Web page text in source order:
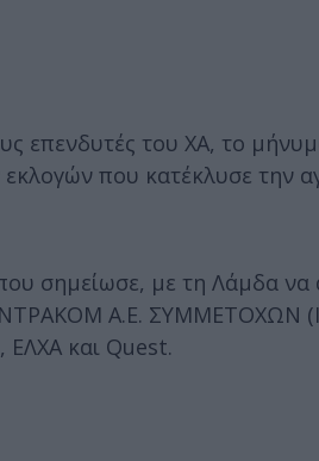
επενδυτές του ΧΑ, το
που κατέκλυσε την
σημείωσε, με τη Λάμδα να
Α.Ε. ΣΥΜΜΕΤΟΧΩΝ
και Quest.